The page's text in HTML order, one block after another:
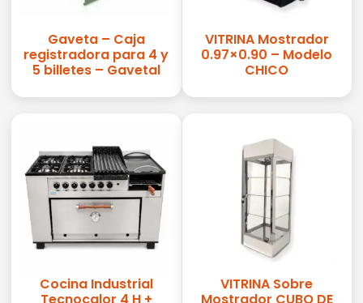
Gaveta – Caja
registradora para 4 y
5 billetes – Gavetal
VITRINA Mostrador
0.97×0.90 – Modelo
CHICO
Cocina Industrial
VITRINA Sobre